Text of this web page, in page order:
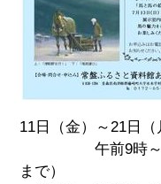
11日（金）～21日（
午前9時～午後
まで）